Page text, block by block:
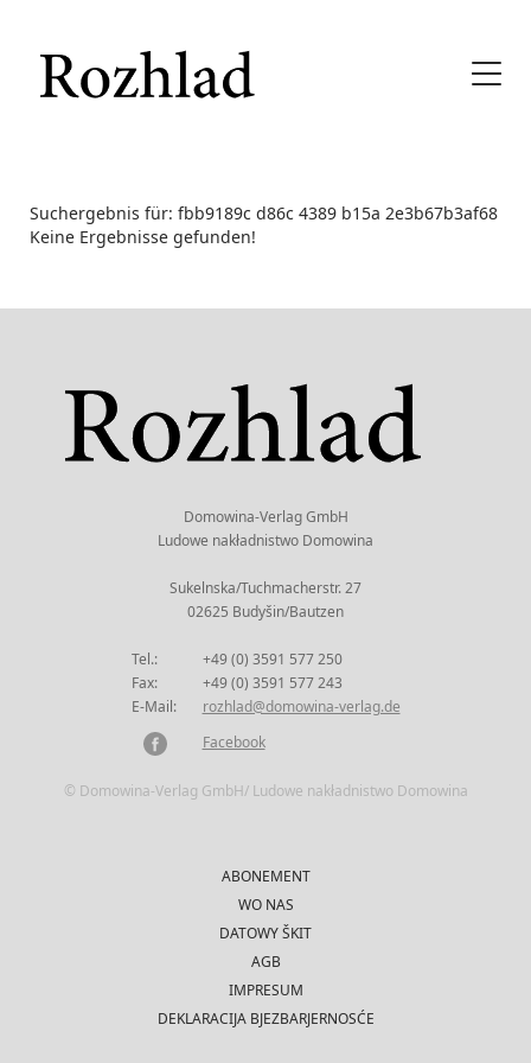
Suchergebnis für: fbb9189c d86c 4389 b15a 2e3b67b3af68
Keine Ergebnisse gefunden!
Domowina-Verlag GmbH
Ludowe nakładnistwo Domowina
Sukelnska/Tuchmacherstr. 27
02625 Budyšin/Bautzen
Tel.:
+49 (0) 3591 577 250
Fax:
+49 (0) 3591 577 243
E-Mail:
rozhlad@domowina-verlag.de
Facebook
© Domowina-Verlag GmbH/ Ludowe nakładnistwo Domowina
ABONEMENT
WO NAS
DATOWY ŠKIT
AGB
IMPRESUM
DEKLARACIJA BJEZBARJERNOSĆE